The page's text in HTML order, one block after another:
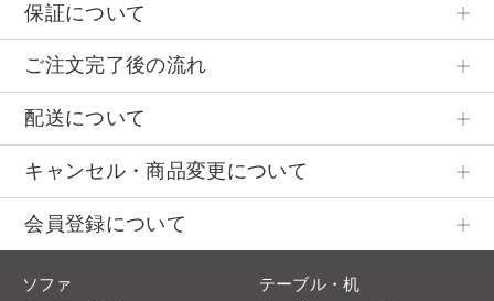
保証について
ご注文完了後の流れ
配送について
キャンセル・商品変更について
会員登録について
ソファ
テーブル・机